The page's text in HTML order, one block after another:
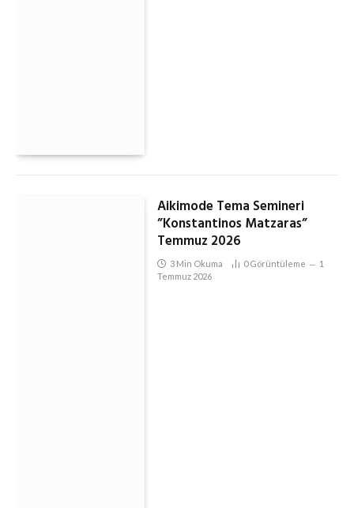
Aikimode Tema Semineri
”Konstantinos Matzaras”
Temmuz 2026
3 Min Okuma 0Görüntüleme
1
Temmuz 2026